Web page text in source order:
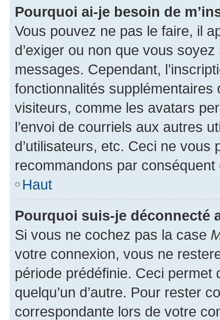
Pourquoi ai-je besoin de
Vous pouvez ne pas le faire, il
d’exiger ou non que vous
messages. Cependant,
fonctionnalités
visiteurs, comme les avatars
l’envoi de courriels aux autres
d’utilisateurs, etc. Ceci ne vous
recommandons par conséquent
Haut
Pourquoi suis-je déconnecté
Si vous ne cochez pas la case
votre connexion, vous ne
période prédéfinie. Ceci permet
quelqu’un d’autre. Pour rester
correspondante lors de votre